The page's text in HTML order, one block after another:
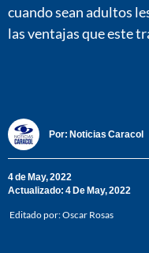
cuando sean adultos
las ventajas que este
Por: Noticias Caracol
4 de May, 2022
Actualizado: 4 De May, 2022
Editado por:Oscar Rosas